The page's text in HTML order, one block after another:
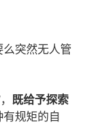
突然无人管
既给予探索
规矩的自